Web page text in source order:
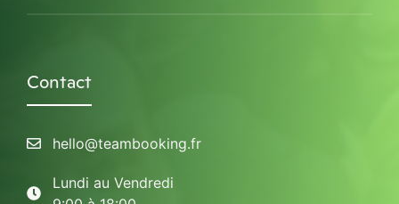
Contact
hello@teambooking.fr
Lundi au Vendredi